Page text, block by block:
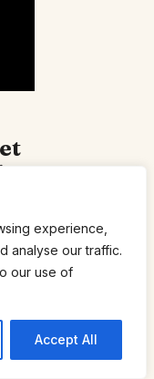
experience,
analyse our traffic.
our use of
Accept All